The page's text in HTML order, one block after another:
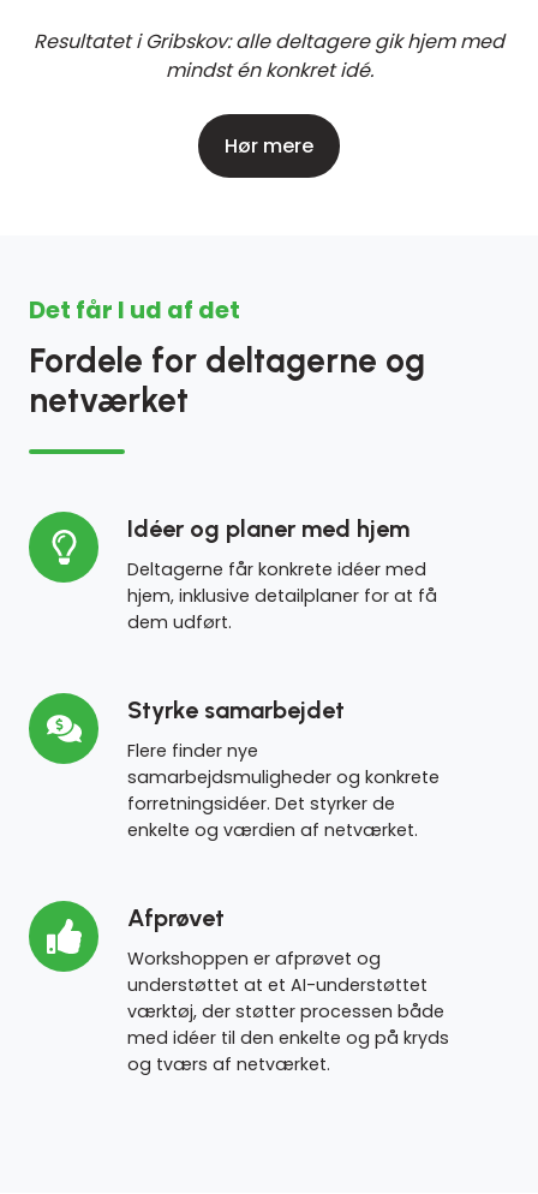
Resultatet i Gribskov: alle deltagere gik hjem med
mindst én konkret idé.
Hør mere
Det får I ud af det
Fordele for deltagerne og
netværket
Idéer og planer med hjem
Deltagerne får konkrete idéer med
hjem, inklusive detailplaner for at få
dem udført.
Idéer
og
planer
Styrke samarbejdet
Flere finder nye
samarbejdsmuligheder og konkrete
forretningsidéer. Det styrker de
enkelte og værdien af netværket.
Styrke
samarbejdet
Afprøvet
Workshoppen er afprøvet og
understøttet at et AI-understøttet
værktøj, der støtter processen både
med idéer til den enkelte og på kryds
og tværs af netværket.
Afprøvet